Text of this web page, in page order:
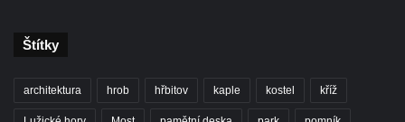
Štítky
architektura hrob hřbitov kaple kostel kříž